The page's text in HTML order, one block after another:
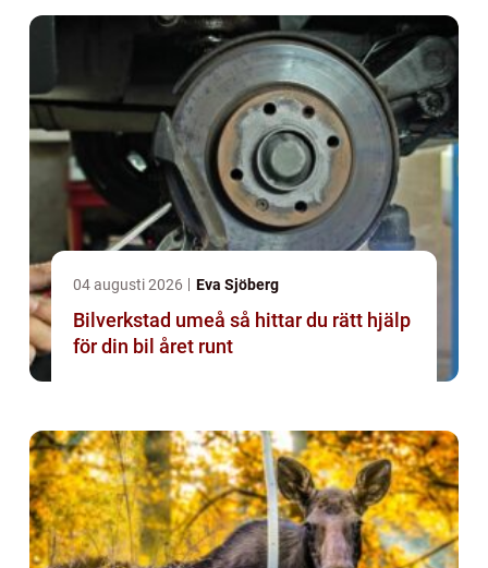
04 augusti 2026 Eva Sjöberg
Bilverkstad umeå så hittar du rätt hjälp
för din bil året runt